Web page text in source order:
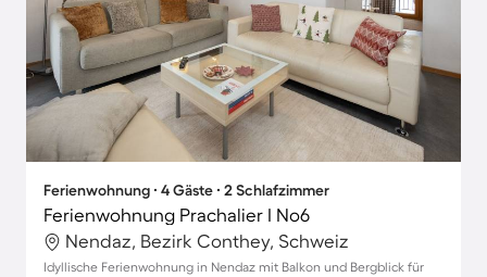
Ferienwohnung ∙ 4 Gäste ∙ 2 Schlafzimmer
Ferienwohnung Prachalier I No6
Nendaz, Bezirk Conthey, Schweiz
Idyllische Ferienwohnung in Nendaz mit Balkon und Bergblick für